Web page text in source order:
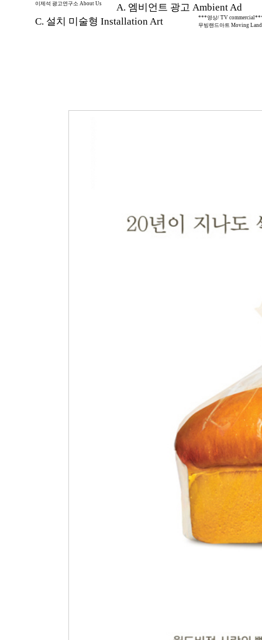
이제석 광고연구소 About Us
A. 엠비언트 광고 Ambient Ad
C. 설치 미술형 Installation Art
***영상/ TV
무빙랜드아트 Moving